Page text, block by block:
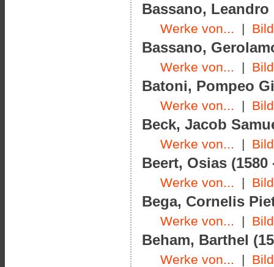
Bassano, Leandro
Werke von... |
Bassano,
Werke von... |
Batoni, Pompeo
Werke von... |
Beck, Jacob
Werke von... |
Beert, Osias (1580
Werke von... |
Bega, Cornelis
Werke von... |
Beham, Barthel
Werke von... |